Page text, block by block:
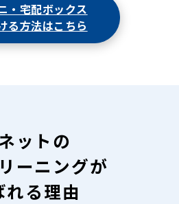
・宅配ボックス
る方法はこちら
ットの
ーニングが
れる理由